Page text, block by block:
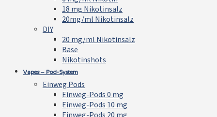
18 mg Nikotinsalz
20mg/ml Nikotinsalz
DIY
20 mg/ml Nikotinsalz
Base
Nikotinshots
Vapes – Pod-System
Einweg Pods
Einweg-Pods 0 mg
Einweg-Pods 10 mg